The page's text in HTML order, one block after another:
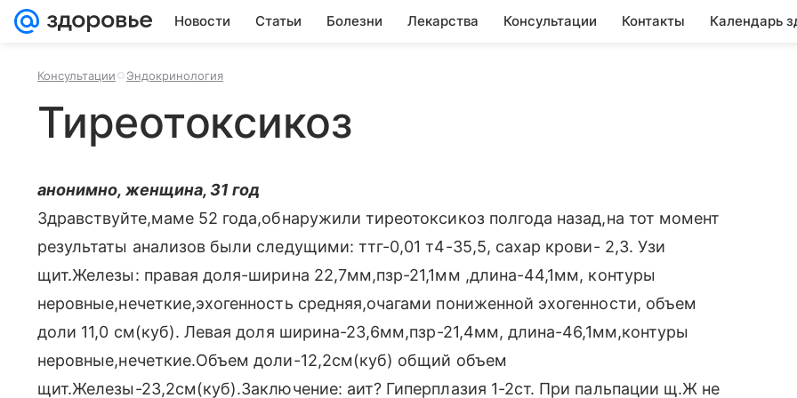
Новости Статьи Болезни Лекарства Консультации Контакты Календарь
Консультации Эндокринология
Тиреотоксикоз
анонимно, женщина, 31 год
Здравствуйте,маме 52 года,обнаружили тиреотоксикоз полгода назад,на тот момент
результаты анализов были следущими: ттг-0,01 т4-35,5, сахар крови- 2,3. Узи
щит.Железы: правая доля-ширина 22,7мм,пзр-21,1мм ,длина-44,1мм, контуры
неровные,нечеткие,эхогенность средняя,очагами пониженной эхогенности, объем
доли 11,0 см(куб). Левая доля ширина-23,6мм,пзр-21,4мм, длина-46,1мм,контуры
неровные,нечеткие.Объем доли-12,2см(куб) общий объем
щит.Железы-23,2см(куб).Заключение: аит? Гиперплазия 1-2ст. При пальпации щ.Ж не